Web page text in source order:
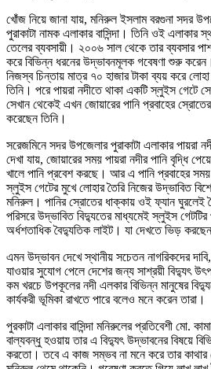
খোঁজ নিয়ে জানা যায়, মনিরুল ইসলাম বরগুনা সদর
পুরাকাটা নামক এলাকার বাসিন্দা। তিনি ওই এলাকার
তেলের ব্যবসায়ী। ২০০৬ সাল থেকে তার ব্যবসার
করে বিভিন্ন ধরনের উদ্ভাবনমূলক গবেষণা শুরু করেন।
নিজস্ব চিন্তায় মাত্র ৭০ হাজার টাকা ব্যয় করে লোহা
তিনি। পরে পায়রা নদীতে থাকা একটি স্লুইস
সেখান থেকেই এখন জোয়ারের পানি প্রবাহের
করেছেন তিনি।
সরেজমিনে সদর উপজেলার পুরাকাটা এলাকার পায়রা
দেখা যায়, জোয়ারের সময় পায়রা নদীর পানি বৃদ্ধি
খালে পানি প্রবেশ করছে। আর এ পানি প্রবাহের
স্লুইস গেটের মুখে লোহার তৈরি নিজের উদ্ভাবিত
মনিরুল। পানির স্রোতের ধাক্কায় ওই ফ্যান ঘুরলেই
পরিসরে উদ্ভাবিত বিদ্যুতের মাধ্যমেই স্লুইস গেটটির
অর্ধশতাধিক বৈদ্যুতিক লাইট। যা দেখতে ভিড় করছেন
এমন উদ্ভাবন দেখে স্থানীয় সচেতন নাগরিকদের
যাওয়ার সুযোগ পেলে দেশের জন্য সাশ্রয়ী বিদ্যুৎ
কম খরচে উপকূলের নদী এলকার বিভিন্ন মানুষের
কার্যকরী ভূমিকা রাখতে পারে বলেও মনে করেন তারা।
পুরকাটা এলাকার বাসিন্দা মনিরুলের প্রতিবেশী মো.
বাল্যবন্ধু হওয়ায় তার এ বিদ্যুৎ উদ্ভাবনের বিষয়ে
করতো। তবে এ কাজ সম্ভব না মনে করে তার